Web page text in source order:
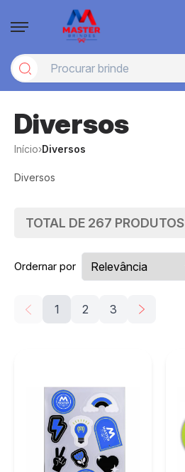
Diversos
Início›Diversos
Diversos
TOTAL DE 267 PRODUTOS
Ordernar por
1 2 3